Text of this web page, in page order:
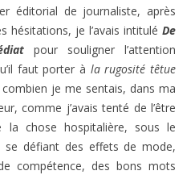
éditorial de journaliste, après
hésitations, je l’avais intitulé De
pour souligner l’attention
faut porter à la rugosité têtue
combien je me sentais, dans ma
comme j’avais tenté de l’être
la chose hospitalière, sous le
se défiant des effets de mode,
compétence, des bons mots